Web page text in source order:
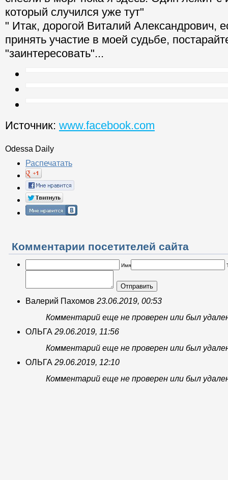
который случился уже тут"
" Итак, дорогой Виталий Александрович,
принять участие в моей судьбе,
"заинтересовать"...
Источник: www.facebook.com
Odessa Daily
Распечатать
Комментарии посетителей сайта
Имя
Отправить
Валерий Пахомов 23.06.2019, 00:53
Комментарий еще не проверен или был
ОЛЬГА 29.06.2019, 11:56
Комментарий еще не проверен или был
ОЛЬГА 29.06.2019, 12:10
Комментарий еще не проверен или был